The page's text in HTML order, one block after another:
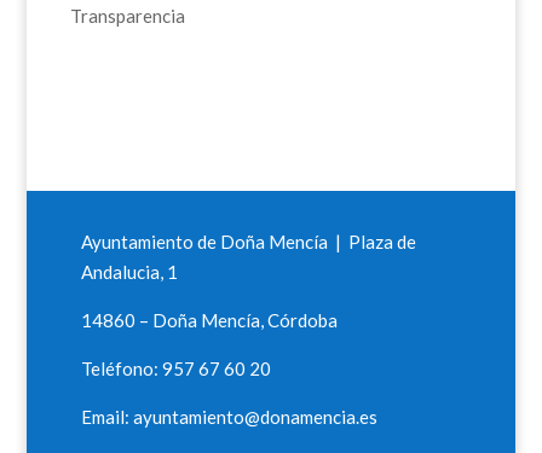
Transparencia
Ayuntamiento de Doña Mencía | Plaza de
Andalucia, 1
14860 – Doña Mencía, Córdoba
Teléfono: 957 67 60 20
Email: ayuntamiento@donamencia.es